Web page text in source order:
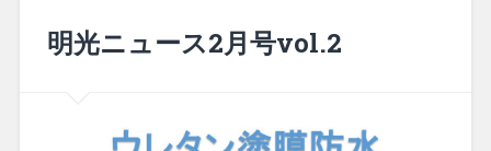
明光ニュース2月号vol.2